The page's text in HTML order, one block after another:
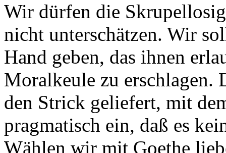
Wir dürfen die
nicht unterschätzen. Wir
Hand geben, das ihnen
Moralkeule zu
den Strick geliefert, mit
pragmatisch ein, daß es
Wählen wir mit Goethe